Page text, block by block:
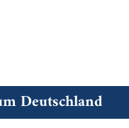
Deutschland